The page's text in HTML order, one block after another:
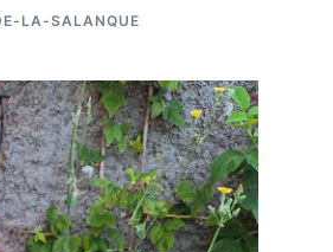
LA-SALANQUE